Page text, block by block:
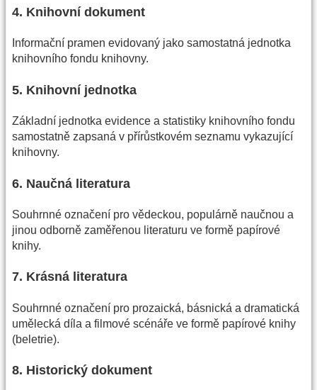
4. Knihovní dokument
Informační pramen evidovaný jako samostatná jednotka
knihovního fondu knihovny.
5. Knihovní jednotka
Základní jednotka evidence a statistiky knihovního fondu
samostatně zapsaná v přírůstkovém seznamu vykazující
knihovny.
6. Naučná literatura
Souhrnné označení pro vědeckou, populárně naučnou a
jinou odborně zaměřenou literaturu ve formě papírové
knihy.
7. Krásná literatura
Souhrnné označení pro prozaická, básnická a dramatická
umělecká díla a filmové scénáře ve formě papírové knihy
(beletrie).
8. Historický dokument